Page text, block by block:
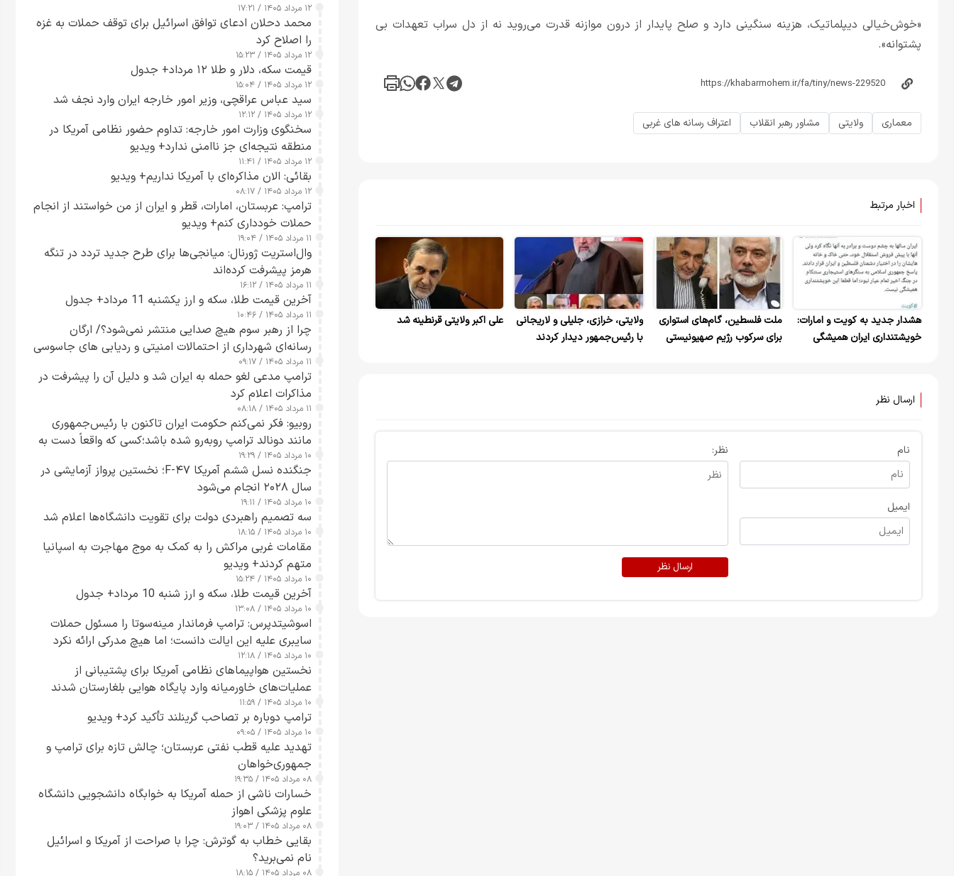
«خوش‌خیالی دیپلماتیک، هزینه سنگینی دارد و صلح پایدار از درون موازنه قدرت می‌روید نه از دل سراب تعهدات بی
پشتوانه».
معماری ولایتی مشاور رهبر انقلاب اعتراف رسانه های غربی
اخبار مرتبط
هشدار جدید به کویت و امارات:
خویشتنداری ایران همیشگی
ملت فلسطین، گام‌های استواری
برای سرکوب رژیم صهیونیستی
ولایتی، خرازی، جلیلی و لاریجانی
با رئیس‌جمهور دیدار کردند
علی اکبر ولایتی قرنطینه شد
ارسال نظر
نام
ایمیل
نظر:
ارسال نظر
۱۲ مرداد ۱۴۰۵ / ۱۷:۲۱
محمد دحلان ادعای توافق اسرائیل برای توقف حملات به غزه
را اصلاح کرد
۱۲ مرداد ۱۴۰۵ / ۱۵:۲۳
قیمت سکه، دلار و طلا ۱۲ مرداد+ جدول
۱۲ مرداد ۱۴۰۵ / ۱۵:۰۴
سید عباس عراقچی، وزیر امور خارجه ایران وارد نجف شد
۱۲ مرداد ۱۴۰۵ / ۱۲:۱۲
سخنگوی وزارت امور خارجه: تداوم حضور نظامی آمریکا در
منطقه نتیجه‌ای جز ناامنی ندارد+ ویدیو
۱۲ مرداد ۱۴۰۵ / ۱۱:۴۱
بقائی: الان مذاکره‌ای با آمریکا نداریم+ ویدیو
۱۲ مرداد ۱۴۰۵ / ۰۸:۱۷
ترامپ: عربستان، امارات، قطر و ایران از من خواستند از انجام
حملات خودداری کنم+ ویدیو
۱۱ مرداد ۱۴۰۵ / ۱۹:۰۴
وال‌استریت ژورنال: میانجی‌ها برای طرح جدید تردد در تنگه
هرمز پیشرفت کرده‌اند
۱۱ مرداد ۱۴۰۵ / ۱۶:۱۲
آخرین قیمت طلا، سکه و ارز یکشنبه 11 مرداد+ جدول
۱۱ مرداد ۱۴۰۵ / ۱۰:۴۶
چرا از رهبر سوم هیچ صدایی منتشر نمی‌شود؟/ ارگان
رسانه‌ای شهرداری از احتمالات امنیتی و ردیابی های جاسوسی
گفت
۱۱ مرداد ۱۴۰۵ / ۰۹:۱۷
ترامپ مدعی لغو حمله به ایران شد و دلیل آن را پیشرفت در
مذاکرات اعلام کرد
۱۱ مرداد ۱۴۰۵ / ۰۸:۱۸
روبیو: فکر نمی‌کنم حکومت ایران تاکنون با رئیس‌جمهوری
مانند دونالد ترامپ روبه‌رو شده باشد؛کسی که واقعاً دست به
اقدام می‌زند
۱۰ مرداد ۱۴۰۵ / ۱۹:۲۹
جنگنده نسل ششم آمریکا F-۴۷؛ نخستین پرواز آزمایشی در
سال ۲۰۲۸ انجام می‌شود
۱۰ مرداد ۱۴۰۵ / ۱۹:۱۱
سه تصمیم راهبردی دولت برای تقویت دانشگاه‌ها اعلام شد
۱۰ مرداد ۱۴۰۵ / ۱۸:۱۵
مقامات غربی مراکش را به کمک به موج مهاجرت به اسپانیا
متهم کردند+ ویدیو
۱۰ مرداد ۱۴۰۵ / ۱۵:۲۴
آخرین قیمت طلا، سکه و ارز شنبه 10 مرداد+ جدول
۱۰ مرداد ۱۴۰۵ / ۱۳:۰۸
اسوشیتدپرس: ترامپ فرماندار مینه‌سوتا را مسئول حملات
سایبری علیه این ایالت دانست؛ اما هیچ مدرکی ارائه نکرد
۱۰ مرداد ۱۴۰۵ / ۱۲:۱۸
نخستین هواپیماهای نظامی آمریکا برای پشتیبانی از
عملیات‌های خاورمیانه وارد پایگاه هوایی بلغارستان شدند
۱۰ مرداد ۱۴۰۵ / ۱۱:۵۹
ترامپ دوباره بر تصاحب گرینلند تأکید کرد+ ویدیو
۱۰ مرداد ۱۴۰۵ / ۰۹:۰۵
تهدید علیه قطب نفتی عربستان؛ چالش تازه برای ترامپ و
جمهوری‌خواهان
۰۸ مرداد ۱۴۰۵ / ۱۹:۳۵
خسارات ناشی از حمله آمریکا به خوابگاه دانشجویی دانشگاه
علوم پزشکی اهواز
۰۸ مرداد ۱۴۰۵ / ۱۹:۰۳
بقایی خطاب به گوترش: چرا با صراحت از آمریکا و اسرائیل
نام نمی‌برید؟
۰۸ مرداد ۱۴۰۵ / ۱۸:۱۵